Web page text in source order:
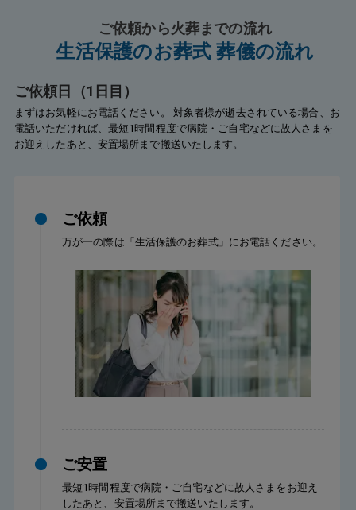
を受
ぜひ
く説明していただき、安心することができました。
搬送の手配も素早く、必要な書類や申請の流れにつ
いても詳しく教えてくださったので、不慣れな状況
でも落ち着いて行動できました。
ご依頼から火葬までの流れ
生活保護のお葬式 葬儀の流れ
ご依頼日（1日目）
まずはお気軽にお電話ください。 対象者様が逝去されている場合、お
電話いただければ、最短1時間程度で病院・ご自宅などに故人さまを
お迎えしたあと、安置場所まで搬送いたします。
ご依頼
万が一の際は「生活保護のお葬式」にお電話ください。
ご安置
最短1時間程度で病院・ご自宅などに故人さまをお迎え
したあと、安置場所まで搬送いたします。